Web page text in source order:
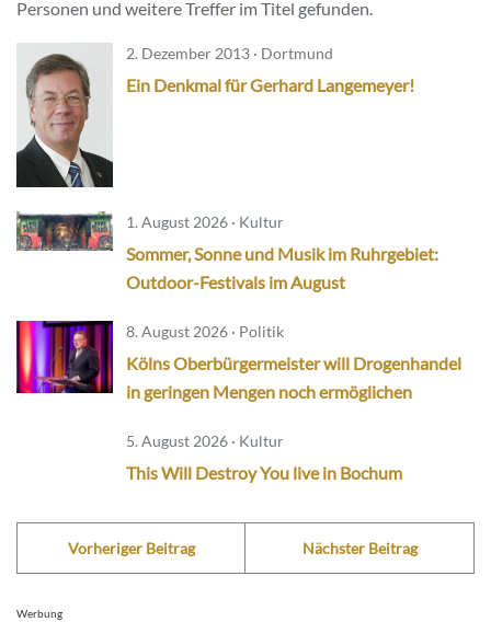
Personen und weitere Treffer im Titel gefunden.
2. Dezember 2013 · Dortmund
Ein Denkmal für Gerhard Langemeyer!
1. August 2026 · Kultur
Sommer, Sonne und Musik im Ruhrgebiet:
Outdoor-Festivals im August
8. August 2026 · Politik
Kölns Oberbürgermeister will Drogenhandel
in geringen Mengen noch ermöglichen
5. August 2026 · Kultur
This Will Destroy You live in Bochum
Vorheriger Beitrag Nächster Beitrag
Werbung